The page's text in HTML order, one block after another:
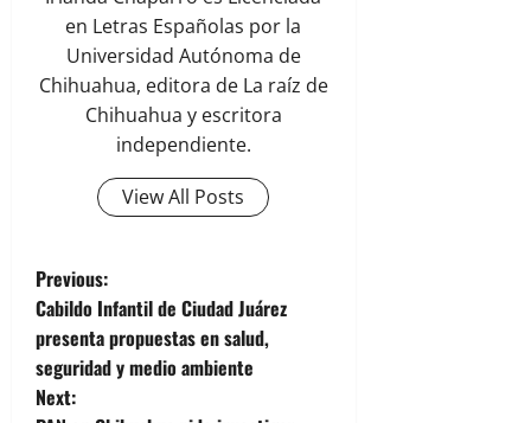
en Letras Españolas por la
Universidad Autónoma de
Chihuahua, editora de La raíz de
Chihuahua y escritora
independiente.
View All Posts
P
o
s
Previous:
Cabildo Infantil de Ciudad Juárez
presenta propuestas en salud,
seguridad y medio ambiente
Next: